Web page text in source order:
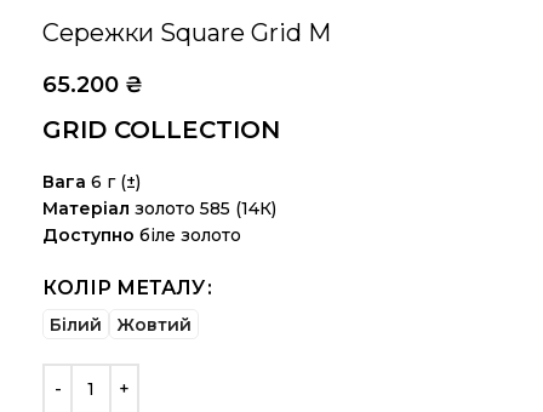
Сережки Square Grid M
65.200 ₴
GRID COLLECTION
Вага 6 г (±)
Матеріал золото 585 (14К)
Доступно біле золото
КОЛІР МЕТАЛУ
Білий Жовтий